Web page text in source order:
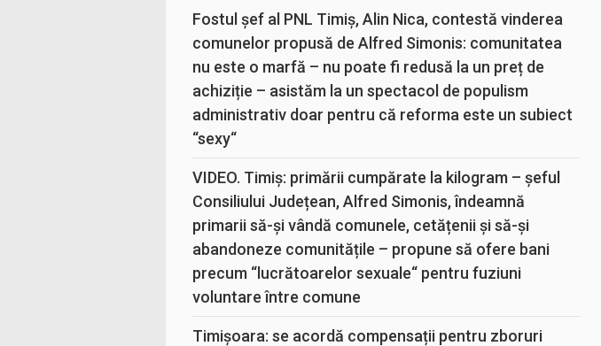
Fostul șef al PNL Timiș, Alin Nica, contestă vinderea
comunelor propusă de Alfred Simonis: comunitatea
nu este o marfă – nu poate fi redusă la un preț de
achiziție – asistăm la un spectacol de populism
administrativ doar pentru că reforma este un subiect
“sexy“
VIDEO. Timiș: primării cumpărate la kilogram – șeful
Consiliului Județean, Alfred Simonis, îndeamnă
primarii să-și vândă comunele, cetățenii și să-și
abandoneze comunitățile – propune să ofere bani
precum “lucrătoarelor sexuale“ pentru fuziuni
voluntare între comune
Timișoara: se acordă compensații pentru zboruri